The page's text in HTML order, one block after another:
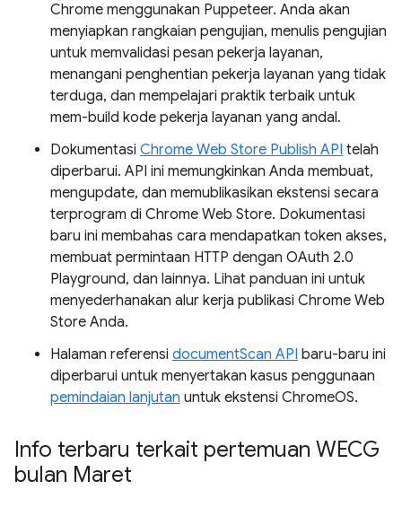
Chrome menggunakan Puppeteer. Anda akan
menyiapkan rangkaian pengujian, menulis pengujian
untuk memvalidasi pesan pekerja layanan,
menangani penghentian pekerja layanan yang tidak
terduga, dan mempelajari praktik terbaik untuk
mem-build kode pekerja layanan yang andal.
Dokumentasi Chrome Web Store Publish API telah
diperbarui. API ini memungkinkan Anda membuat,
mengupdate, dan memublikasikan ekstensi secara
terprogram di Chrome Web Store. Dokumentasi
baru ini membahas cara mendapatkan token akses,
membuat permintaan HTTP dengan OAuth 2.0
Playground, dan lainnya. Lihat panduan ini untuk
menyederhanakan alur kerja publikasi Chrome Web
Store Anda.
Halaman referensi documentScan API baru-baru ini
diperbarui untuk menyertakan kasus penggunaan
pemindaian lanjutan untuk ekstensi ChromeOS.
Info terbaru terkait pertemuan WECG
bulan Maret